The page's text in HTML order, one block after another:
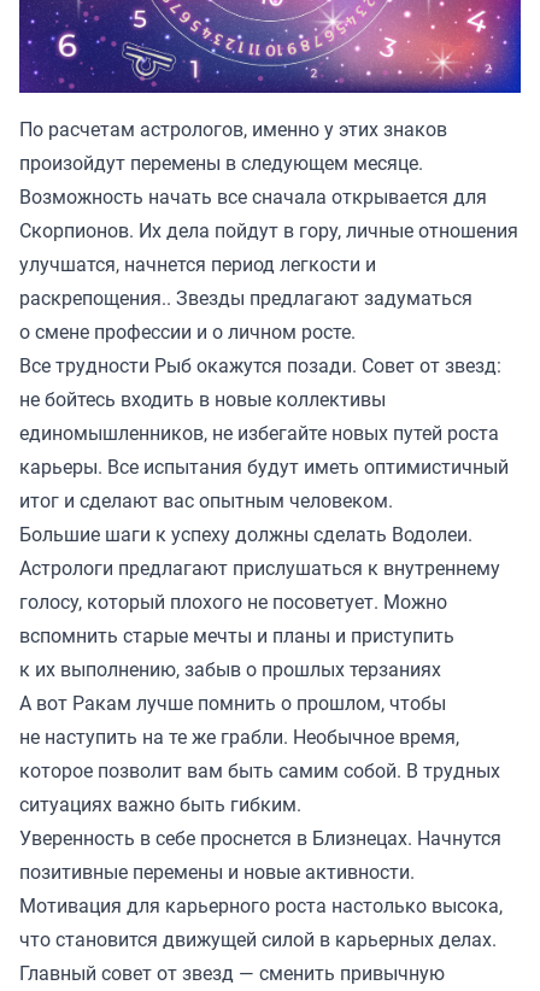
По расчетам астрологов, именно у этих знаков
произойдут перемены в следующем месяце.
Возможность начать все сначала открывается для
Скорпионов. Их дела пойдут в гору, личные отношения
улучшатся, начнется период легкости и
раскрепощения.. Звезды предлагают задуматься
о смене профессии и о личном росте.
Все трудности Рыб окажутся позади. Совет от звезд:
не бойтесь входить в новые коллективы
единомышленников, не избегайте новых путей роста
карьеры. Все испытания будут иметь оптимистичный
итог и сделают вас опытным человеком.
Большие шаги к успеху должны сделать Водолеи.
Астрологи предлагают прислушаться к внутреннему
голосу, который плохого не посоветует. Можно
вспомнить старые мечты и планы и приступить
к их выполнению, забыв о прошлых терзаниях
А вот Ракам лучше помнить о прошлом, чтобы
не наступить на те же грабли. Необычное время,
которое позволит вам быть самим собой. В трудных
ситуациях важно быть гибким.
Уверенность в себе проснется в Близнецах. Начнутся
позитивные перемены и новые активности.
Мотивация для карьерного роста настолько высока,
что становится движущей силой в карьерных делах.
Главный совет от звезд — сменить привычную